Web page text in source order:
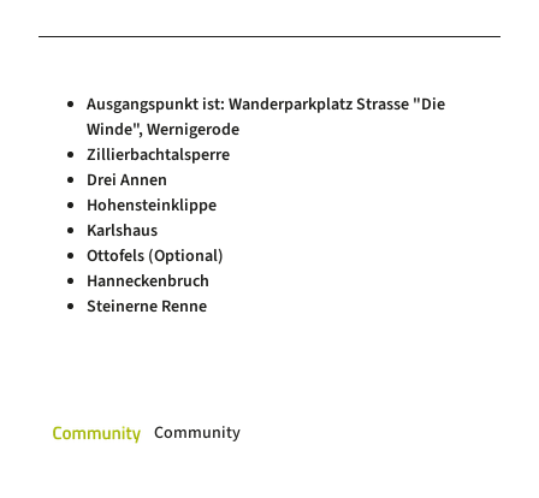
Hundeglück in Schierke
Ausgangspunkt ist: Wanderparkplatz Strasse "Die
Winde", Wernigerode
Zillierbachtalsperre
Drei Annen
Hohensteinklippe
Karlshaus
Ottofels (Optional)
Hanneckenbruch
Steinerne Renne
Community